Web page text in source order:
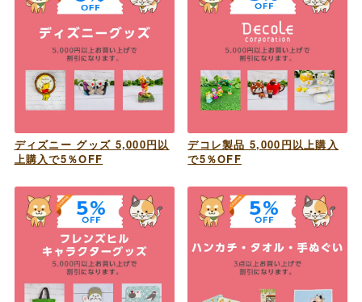
ディズニー グッズ 5,000円以
上購入で5％OFF
デコレ製品 5,000円以上購入
で5％OFF